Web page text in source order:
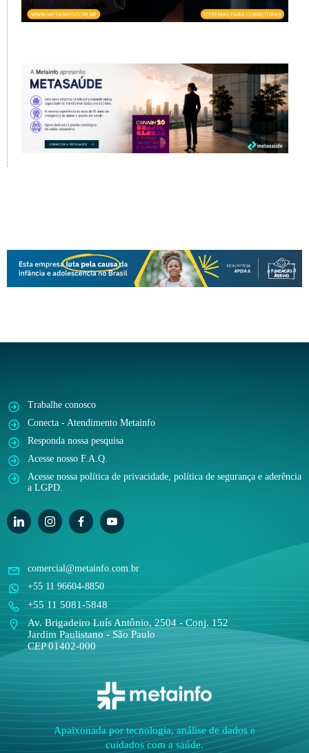
Apaixonada por tecnologia, análise de dados e
cuidados com a saúde.
comercial@metainfo.com.br
+55 11 96604-8850
+55 11 5081-5848
Av. Brigadeiro Luís Antônio, 2504 - Conj. 152
Jardim Paulistano - São Paulo
CEP 01402-000
Trabalhe conosco
Conecta - Atendimento Metainfo
Responda nossa pesquisa
Acesse nosso F.A.Q.
Acesse nossa política de privacidade, política de segurança e aderência
a LGPD.